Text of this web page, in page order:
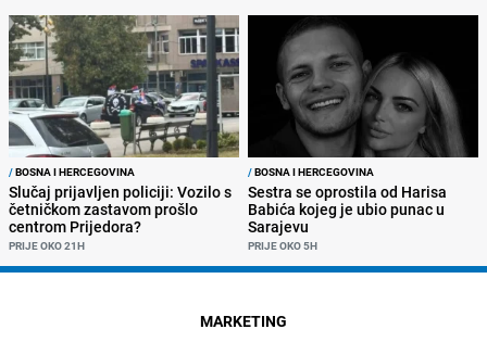
/BOSNA I HERCEGOVINA
Slučaj prijavljen policiji: Vozilo s
četničkom zastavom prošlo
centrom Prijedora?
PRIJE OKO 21H
/BOSNA I HERCEGOVINA
Sestra se oprostila od Harisa
Babića kojeg je ubio punac u
Sarajevu
PRIJE OKO 5H
MARKETING